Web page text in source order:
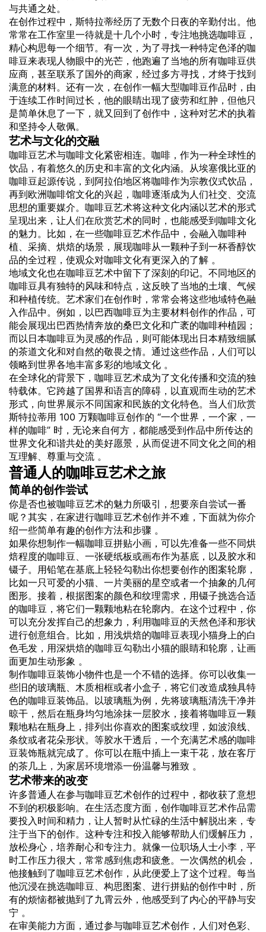
与共通之处。
在创作过程中，斯特拉蒂经历了无数个日夜的辛勤付出。他
常常在工作室里一待就是十几个小时，专注地挑选咖啡豆，
精心构思每一个细节。有一次，为了寻找一种特定色泽的咖
啡豆来表现人物眼中的光芒，他跑遍了当地的所有咖啡豆供
应商，甚至联系了国外的商家，经过多方寻找，才终于找到
满意的材料。还有一次，在创作一幅大型咖啡豆作品时，由
于连续工作时间过长，他的眼睛出现了疲劳和红肿，但他只
是简单休息了一下，就又回到了创作中，这种对艺术的执着
和坚持令人敬佩。
艺术与文化的交融
咖啡豆艺术与咖啡文化紧密相连。咖啡，作为一种全球性的
饮品，有着悠久的历史和丰富的文化内涵。从埃塞俄比亚的
咖啡豆起源传说，到阿拉伯地区将咖啡作为宗教仪式饮品，
再到欧洲咖啡馆文化的兴起，咖啡逐渐成为人们社交、交流
思想的重要媒介。咖啡豆艺术将这种文化内涵以艺术的形式
呈现出来，让人们在欣赏艺术的同时，也能感受到咖啡文化
的魅力。比如，在一些咖啡豆艺术作品中，会融入咖啡种
植、采摘、烘焙的场景，展现咖啡从一颗种子到一杯香醇饮
品的全过程，使观众对咖啡文化有更深入的了解 。
地域文化也在咖啡豆艺术中留下了深刻的印记。不同地区的
咖啡豆具有独特的风味和特点，这反映了当地的土壤、气候
和种植传统。艺术家们在创作时，常常会将这些地域特色融
入作品中。例如，以巴西咖啡豆为主要材料创作的作品，可
能会展现出巴西热情奔放的桑巴文化和广袤的咖啡种植园；
而以日本咖啡豆为灵感的作品，则可能体现出日本精致细腻
的茶道文化和对自然的敬畏之情。通过这些作品，人们可以
领略到世界各地丰富多彩的地域文化 。
在全球化的背景下，咖啡豆艺术成为了文化传播和交流的独
特载体。它跨越了国界和语言的障碍，以直观而生动的艺术
形式，向世界展示不同国家和民族的文化特色。当人们欣赏
斯特拉蒂用 100 万颗咖啡豆创作的 “一个世界，一个家，一
样的咖啡” 时，无论来自何方，都能感受到作品中所传达的
世界文化和谐共处的美好愿景，从而促进不同文化之间的相
互理解、尊重与交流 。
普通人的咖啡豆艺术之旅
简单的创作尝试
你是否也被咖啡豆艺术的魅力所吸引，想要亲自尝试一番
呢？其实，在家进行咖啡豆艺术创作并不难，下面就为你介
绍一些简单有趣的创作方法和步骤 。
如果你想制作一幅咖啡豆拼贴小画，可以先准备一些不同烘
焙程度的咖啡豆、一张硬纸板或画布作为基底，以及胶水和
镊子。用铅笔在基底上轻轻勾勒出你想要创作的图案轮廓，
比如一只可爱的小猫、一片美丽的星空或者一个抽象的几何
图形。接着，根据图案的颜色和纹理需求，用镊子挑选合适
的咖啡豆，将它们一颗颗地粘在轮廓内。在这个过程中，你
可以充分发挥自己的想象力，利用咖啡豆的天然色泽和形状
进行创意组合。比如，用浅烘焙的咖啡豆表现小猫身上的白
色毛发，用深烘焙的咖啡豆勾勒出小猫的眼睛和轮廓，让画
面更加生动形象 。
制作咖啡豆装饰小物件也是一个不错的选择。你可以收集一
些旧的玻璃瓶、木质相框或者小盒子，将它们改造成独具特
色的咖啡豆装饰品。以玻璃瓶为例，先将玻璃瓶清洗干净并
晾干，然后在瓶身均匀地涂抹一层胶水，接着将咖啡豆一颗
颗地粘在瓶身上，排列出你喜欢的图案或纹理，如波浪线、
条纹或者花朵形状。等胶水干透后，一个充满艺术感的咖啡
豆装饰瓶就完成了。你可以在瓶中插上一束干花，放在客厅
的茶几上，为家居环境增添一份温馨与雅致 。
艺术带来的改变
许多普通人在参与咖啡豆艺术创作的过程中，都收获了意想
不到的积极影响。在生活态度方面，创作咖啡豆艺术作品需
要投入时间和精力，让人暂时从忙碌的生活中解脱出来，专
注于当下的创作。这种专注和投入能够帮助人们缓解压力，
放松身心，培养耐心和专注力。就像一位职场人士小李，平
时工作压力很大，常常感到焦虑和疲惫。一次偶然的机会，
他接触到了咖啡豆艺术创作，从此便爱上了这个过程。每当
他沉浸在挑选咖啡豆、构思图案、进行拼贴的创作中时，所
有的烦恼都被抛到了九霄云外，他感受到了内心的平静与安
宁 。
在审美能力方面，通过参与咖啡豆艺术创作，人们对色彩、